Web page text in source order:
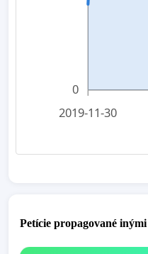
0
2019-11-30
Petície propagované